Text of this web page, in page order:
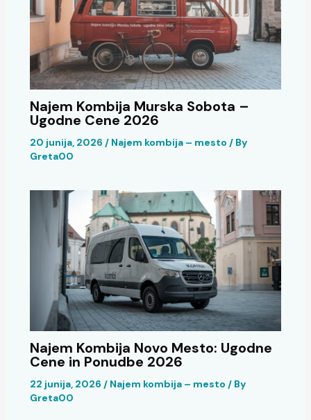
Najem Kombija Murska Sobota –
Ugodne Cene 2026
20 junija, 2026 / Najem kombija – mesto / By
Greta00
Najem Kombija Novo Mesto: Ugodne
Cene in Ponudbe 2026
22 junija, 2026 / Najem kombija – mesto / By
Greta00